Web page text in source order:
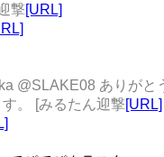
撃[URL]
@SLAKE08 ありがと
。 [みるたん迎撃[URL]